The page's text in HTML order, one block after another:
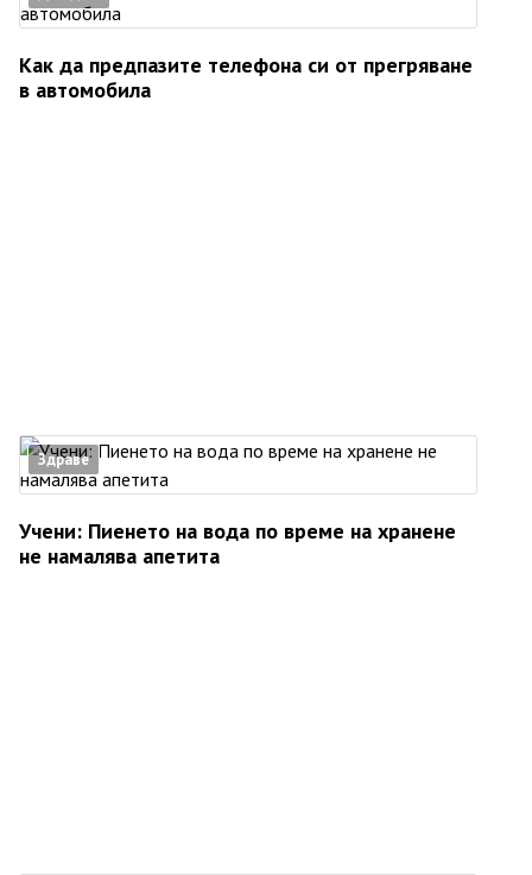
Как да предпазите телефона си от прегряване
в автомобила
Здраве
Учени: Пиенето на вода по време на хранене
не намалява апетита